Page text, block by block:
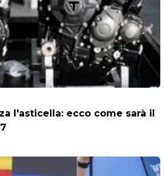
l'asticella: ecco come sarà il